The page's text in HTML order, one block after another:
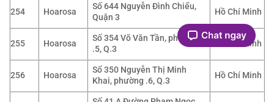
254 Hoarosa
Số 644 Nguyễn Đình Chiểu,
Quận 3
Hồ Chí Minh
255 Hoarosa
Số 354 Võ Văn Tần, phường
.5, Q.3
Hồ Chí Minh
256 Hoarosa
Số 350 Nguyễn Thị Minh
Khai, phường .6, Q.3
Hồ Chí Minh